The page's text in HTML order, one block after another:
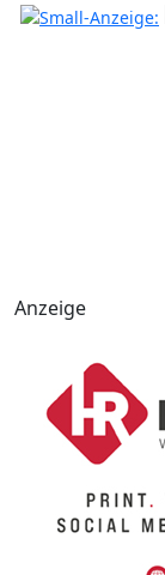
Anzeige